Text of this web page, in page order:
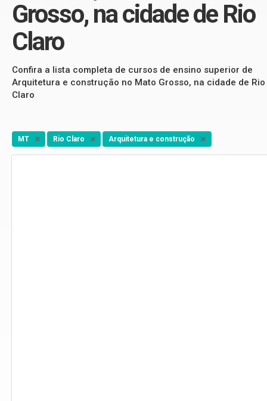
Grosso, na cidade de Rio
Claro
Confira a lista completa de cursos de ensino superior de
Arquitetura e construção no Mato Grosso, na cidade de Rio
Claro
MT Rio Claro Arquitetura e construção